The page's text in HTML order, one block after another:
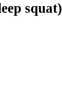
squat)